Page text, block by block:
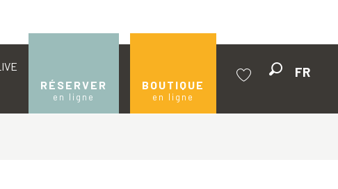
RÉSERVER
en ligne
BOUTIQUE
en ligne
FR